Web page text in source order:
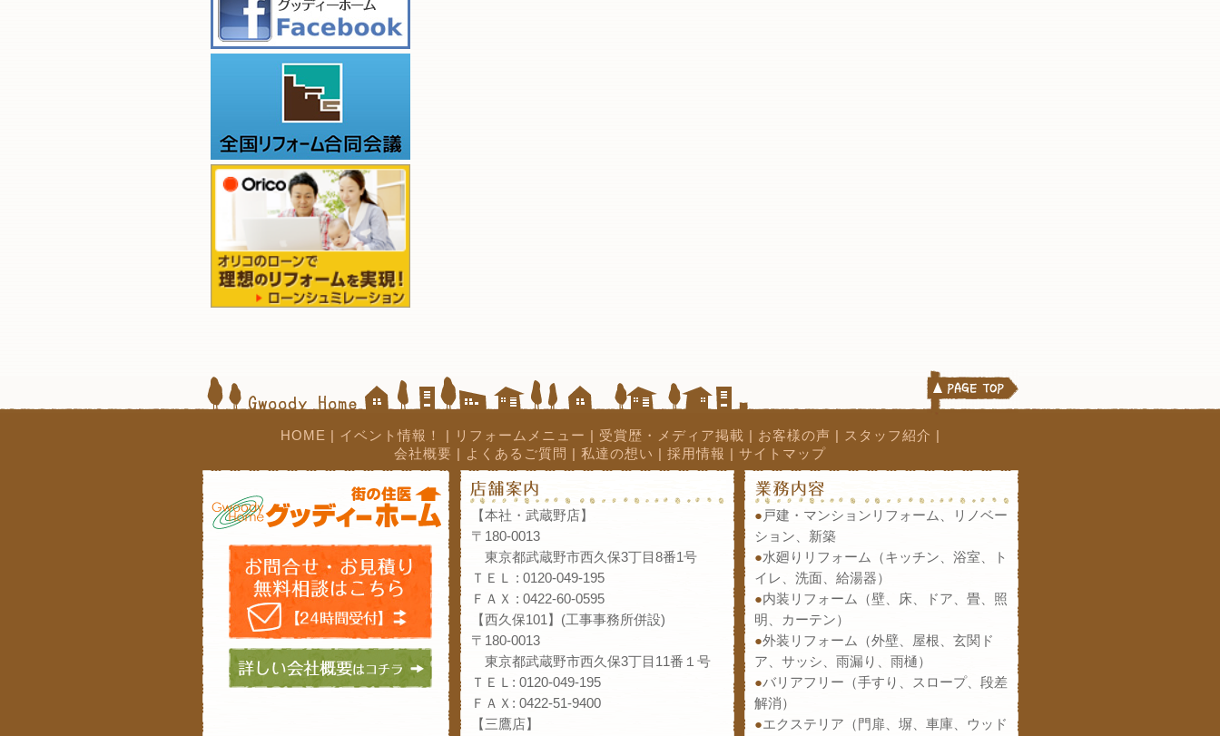
HOME | イベント情報！ | リフォームメニュー | 受賞歴・メディア掲載 | お客様の声 | スタッフ紹介 |
会社概要 | よくあるご質問 | 私達の想い | 採用情報 | サイトマップ
【本社・武蔵野店】
〒180-0013
東京都武蔵野市西久保3丁目8番1号
ＴＥＬ : 0120-049-195
ＦＡＸ : 0422-60-0595
【西久保101】(工事事務所併設)
〒180-0013
東京都武蔵野市西久保3丁目11番１号
ＴＥＬ: 0120-049-195
ＦＡＸ: 0422-51-9400
【三鷹店】
● 戸建・マンションリフォーム、リノベー
ション、新築
●水廻りリフォーム（キッチン、浴室、ト
イレ、洗面、給湯器）
●内装リフォーム（壁、床、ドア、畳、照
明、カーテン）
●外装リフォーム（外壁、屋根、玄関ド
ア、サッシ、雨漏り、雨樋）
●バリアフリー（手すり、スロープ、段差
解消）
●エクステリア（門扉、塀、車庫、ウッド